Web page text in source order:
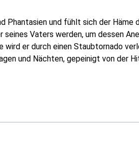
Phantasien und fühlt sich der Häme
Vaters werden, um dessen
wird er durch einen Staubtornado
und Nächten, gepeinigt von der